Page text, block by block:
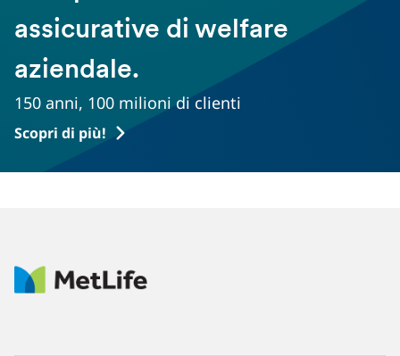
assicurative di welfare
aziendale.
150 anni, 100 milioni di clienti
Scopri di più!